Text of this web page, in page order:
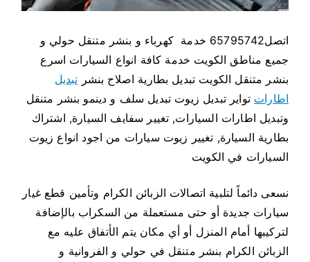
ل
اتصل65795742 خدمة كهرباء و بنشر متنقل حولي و
جميع مناطق الكويت خدمة كافة انواع السيارات اسرع
بنشر متنقل الكويت تبديل بطارية اصلاح بنشر تبديل
اطارات تواير تبديل زيوت تبديل سلف و دينمو بنشر متنقل
وتبديل اطارات السيارات, تغيير سفايف السيارة, اشتراك
بطارية السيارة, تغيير زيوت سيارات من اجود انواع زيوت
السيارات في الكويت
نسعى دائماً لتلبية اتصالات الزبائن الكرام وتأمين قطع غيار
سيارات جديدة أو حتى مستعملة من السكراب بالإضافة
لتركيبها أمام المنزل أو أي مكان يتم الأتفاق عليه مع
الزبائن الكرام بنشر متنقل في حولي و الفروانية و